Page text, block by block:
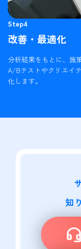
Step4
改善・最適化
分析結果をもとに、施
A/Bテストやクリエイ
化します。
知